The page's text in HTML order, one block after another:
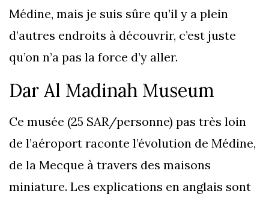
Médine, mais je suis sûre qu’il y a plein
d’autres endroits à découvrir, c’est juste
qu’on n’a pas la force d’y aller.
Dar Al Madinah Museum
Ce musée (25 SAR/personne) pas très loin
de l’aéroport raconte l’évolution de Médine,
de la Mecque à travers des maisons
miniature. Les explications en anglais sont